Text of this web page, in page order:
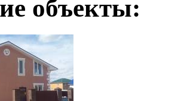
объекты: